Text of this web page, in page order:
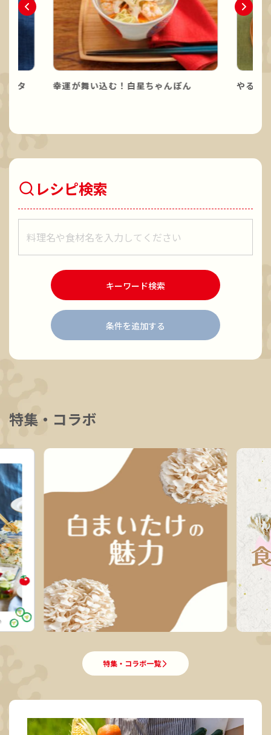
スタ 幸運が舞い込む！白星ちゃんぽん やる気
レシピ検索
キーワード検索
条件を追加する
特集・コラボ
特集・コラボ一覧